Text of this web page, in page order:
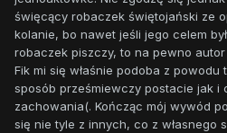
święcący robaczek świętojański ze
kolanie, bo nawet jeśli jego celem
robaczek piszczy, to na pewno autor
Fik mi się właśnie podoba z
sposób prześmiewczy postacie jak i
zachowania(. Kończąc mój wywód
się nie tyle z innych, co z własnego